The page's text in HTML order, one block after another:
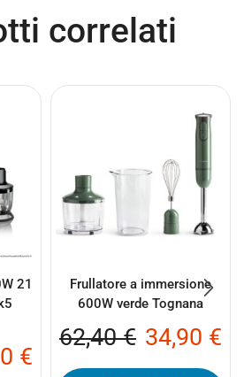
correlati
21
€
Frullatore a immersione
600W verde Tognana
62,40€ 34,90 €